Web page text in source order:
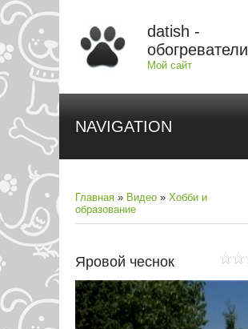
datish -
обогреватели
Мой сайт
NAVIGATION
Главная » Видео » Хобби и
образование
Яровой чеснок